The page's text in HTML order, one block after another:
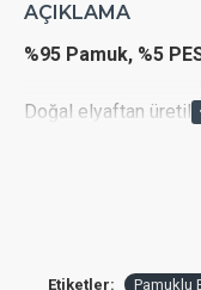
AÇIKLAMA
%95 Pamuk, %5
Doğal elyaftan
yıllar kullanıma
Etiketler: Pamuklu